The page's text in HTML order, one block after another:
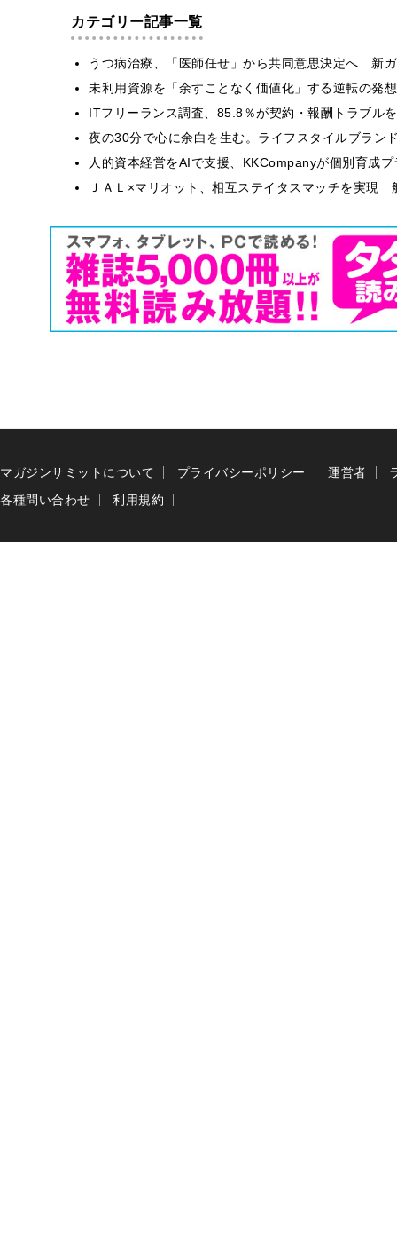
カテゴリー記事一覧
うつ病治療、「医師任せ」から共同意思決定へ 新
未利用資源を「余すことなく価値化」する逆転の発
ITフリーランス調査、85.8％が契約・報酬トラブ
夜の30分で心に余白を生む。ライフスタイルブラン
人的資本経営をAIで支援、KKCompanyが個別育成
ＪＡＬ×マリオット、相互ステイタスマッチを実
マガジンサミットについて プライバシーポリシー 運営者
各種問い合わせ
利用規約